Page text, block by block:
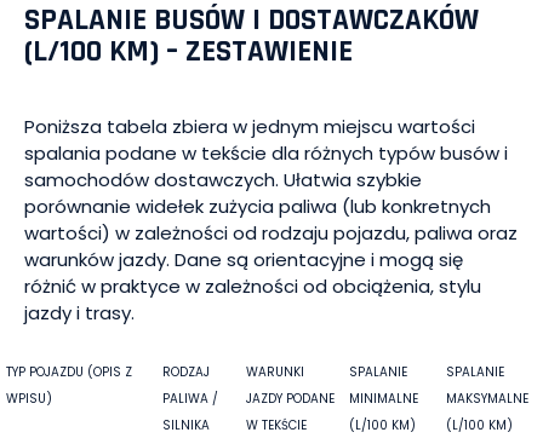
SPALANIE BUSÓW I DOSTAWCZAKÓW
(L/100 KM) – ZESTAWIENIE
Poniższa tabela zbiera w jednym miejscu wartości
spalania podane w tekście dla różnych typów busów i
samochodów dostawczych. Ułatwia szybkie
porównanie widełek zużycia paliwa (lub konkretnych
wartości) w zależności od rodzaju pojazdu, paliwa oraz
warunków jazdy. Dane są orientacyjne i mogą się
różnić w praktyce w zależności od obciążenia, stylu
jazdy i trasy.
TYP POJAZDU (OPIS Z
WPISU)
RODZAJ
PALIWA /
SILNIKA
WARUNKI
JAZDY PODANE
W TEKŚCIE
SPALANIE
MINIMALNE
(L/100 KM)
SPALANIE
MAKSYMALNE
(L/100 KM)